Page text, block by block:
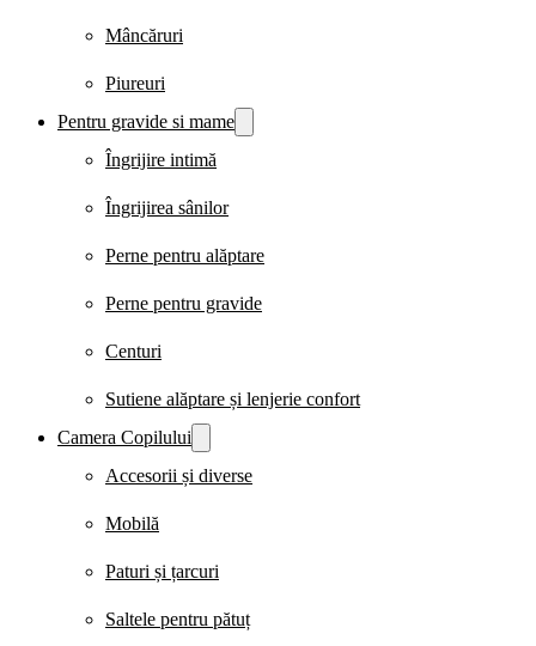
Mâncăruri
Piureuri
Pentru gravide si mame
Îngrijire intimă
Îngrijirea sânilor
Perne pentru alăptare
Perne pentru gravide
Centuri
Sutiene alăptare și lenjerie confort
Camera Copilului
Accesorii și diverse
Mobilă
Paturi și țarcuri
Saltele pentru pătuț